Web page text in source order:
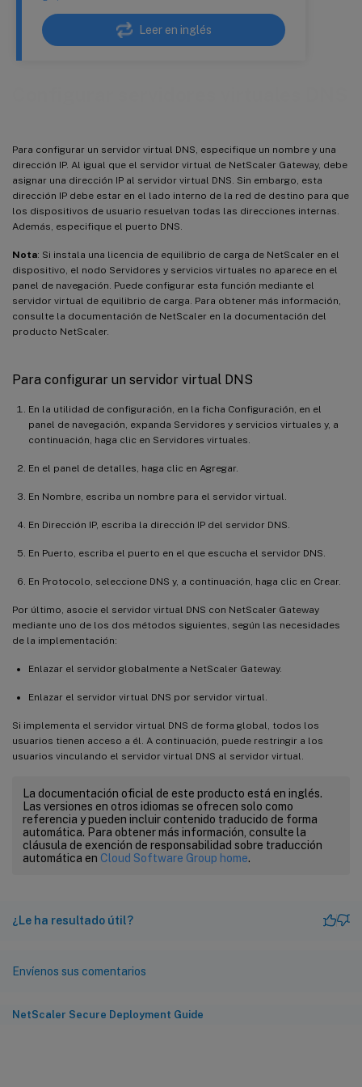
Leer en inglés
Para configurar un servidor virtual DNS, especifique un nombre y una
dirección IP. Al igual que el servidor virtual de NetScaler Gateway, debe
asignar una dirección IP al servidor virtual DNS. Sin embargo, esta
dirección IP debe estar en el lado interno de la red de destino para que
los dispositivos de usuario resuelvan todas las direcciones internas.
Además, especifique el puerto DNS.
Nota: Si instala una licencia de equilibrio de carga de NetScaler en el
dispositivo, el nodo Servidores y servicios virtuales no aparece en el
panel de navegación. Puede configurar esta función mediante el
servidor virtual de equilibrio de carga. Para obtener más información,
consulte la documentación de NetScaler en la documentación del
producto NetScaler.
Para configurar un servidor virtual DNS
En la utilidad de configuración, en la ficha Configuración, en el
panel de navegación, expanda Servidores y servicios virtuales y, a
continuación, haga clic en Servidores virtuales.
En el panel de detalles, haga clic en Agregar.
En Nombre, escriba un nombre para el servidor virtual.
En Dirección IP, escriba la dirección IP del servidor DNS.
En Puerto, escriba el puerto en el que escucha el servidor DNS.
En Protocolo, seleccione DNS y, a continuación, haga clic en Crear.
Por último, asocie el servidor virtual DNS con NetScaler Gateway
mediante uno de los dos métodos siguientes, según las necesidades
de la implementación:
Enlazar el servidor globalmente a NetScaler Gateway.
Enlazar el servidor virtual DNS por servidor virtual.
Si implementa el servidor virtual DNS de forma global, todos los
usuarios tienen acceso a él. A continuación, puede restringir a los
usuarios vinculando el servidor virtual DNS al servidor virtual.
La documentación oficial de este producto está en inglés.
Las versiones en otros idiomas se ofrecen solo como
referencia y pueden incluir contenido traducido de forma
automática. Para obtener más información, consulte la
cláusula de exención de responsabilidad sobre traducción
automática en Cloud Software Group home.
¿Le ha resultado útil?
Envíenos sus comentarios
NetScaler Secure Deployment Guide